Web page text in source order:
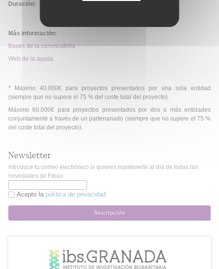
Duración:
Más información:
Bases de la convocatoria
Web de la ayuda
* Máximo 40.000€ para proyectos presentados por una sola entidad
(siempre que no supere el 75 % del coste total del proyecto).
Máximo 60.000€ para proyectos presentados por dos o más entidades
conjuntamente a través de un partenariado (siempre que no supere el 75 %
del coste total del proyecto).
Newsletter
Introduce tu correo electrónico si quieres mantenerte al día de todas las
novedades de Fibao.
Acepto la política de privacidad
Suscripción